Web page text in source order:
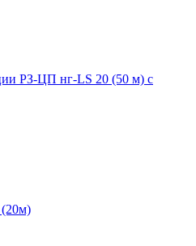
РЗ-ЦП нг-LS 20 (50 м) с